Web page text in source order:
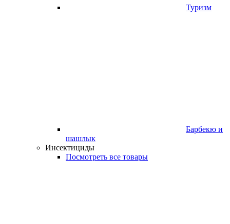
Туризм
Барбекю и
шашлык
Инсектициды
Посмотреть все товары